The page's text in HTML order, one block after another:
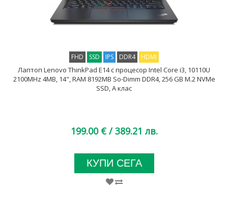
FHD SSD IPS DDR4 HDMI
Лаптоп Lenovo ThinkPad E14 с процесор Intel Core i3, 10110U
2100MHz 4MB, 14", RAM 8192MB So-Dimm DDR4, 256 GB M.2 NVMe
SSD, A клас
199.00 € / 389.21 лв.
КУПИ СЕГА